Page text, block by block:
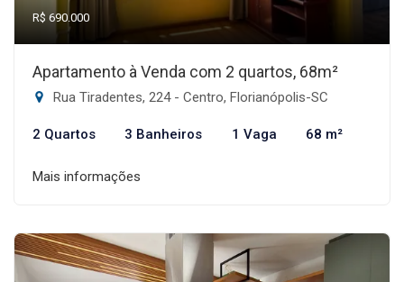
R$ 690.000
Apartamento à Venda com 2 quartos, 68m²
Rua Tiradentes, 224 - Centro, Florianópolis-SC
2 Quartos 3 Banheiros 1 Vaga 68 m²
Mais informações